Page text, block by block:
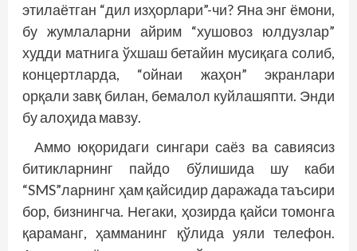
этилаётган “дил изҳорлари”-чи? Яна энг ёмони,
бу жумлаларни айрим “хушовоз юлдузлар”
худди матнига ўхшаш бетайин мусиқага солиб,
концертларда, “ойнаи жаҳон” экранлари
орқали завқ билан, бемалол куйлашяпти. Энди
бу алоҳида мавзу.
Аммо юқоридаги сингари саёз ва савиясиз
битикларнинг пайдо бўлишида шу каби
“SMS”ларнинг ҳам қайсидир даражада таъсири
бор, бизнингча. Негаки, ҳозирда қайси томонга
қараманг, ҳамманинг қўлида уяли телефон.